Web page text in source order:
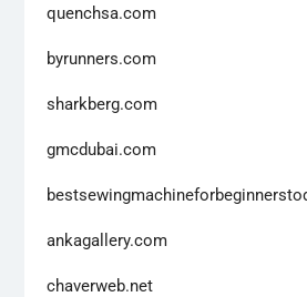
quenchsa.com
byrunners.com
sharkberg.com
gmcdubai.com
ankagallery.com
chaverweb.net